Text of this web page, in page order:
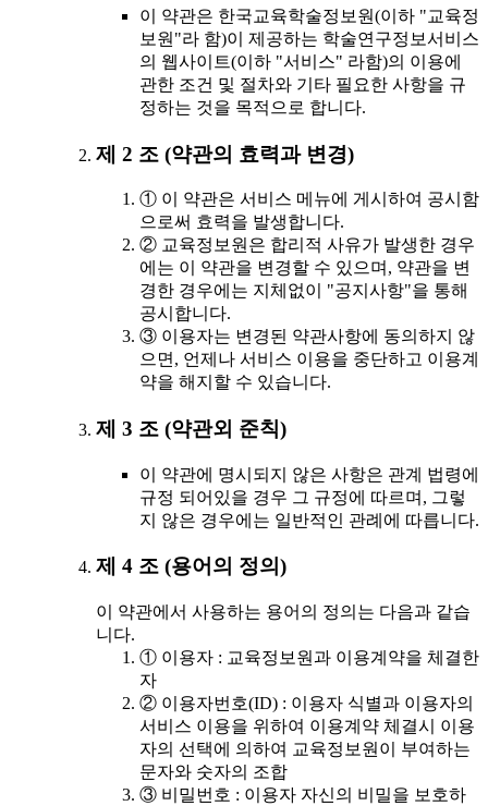
이 약관은 한국교육학술정보원(이하 "교육정
보원"라 함)이 제공하는 학술연구정보서비스
의 웹사이트(이하 "서비스" 라함)의 이용에
관한 조건 및 절차와 기타 필요한 사항을 규
정하는 것을 목적으로 합니다.
제 2 조 (약관의 효력과 변경)
① 이 약관은 서비스 메뉴에 게시하여 공시함
으로써 효력을 발생합니다.
② 교육정보원은 합리적 사유가 발생한 경우
에는 이 약관을 변경할 수 있으며, 약관을 변
경한 경우에는 지체없이 "공지사항"을 통해
공시합니다.
③ 이용자는 변경된 약관사항에 동의하지 않
으면, 언제나 서비스 이용을 중단하고 이용계
약을 해지할 수 있습니다.
제 3 조 (약관외 준칙)
이 약관에 명시되지 않은 사항은 관계 법령에
규정 되어있을 경우 그 규정에 따르며, 그렇
지 않은 경우에는 일반적인 관례에 따릅니다.
제 4 조 (용어의 정의)
이 약관에서 사용하는 용어의 정의는 다음과 같습
니다.
① 이용자 : 교육정보원과 이용계약을 체결한
자
② 이용자번호(ID) : 이용자 식별과 이용자의
서비스 이용을 위하여 이용계약 체결시 이용
자의 선택에 의하여 교육정보원이 부여하는
문자와 숫자의 조합
③ 비밀번호 : 이용자 자신의 비밀을 보호하